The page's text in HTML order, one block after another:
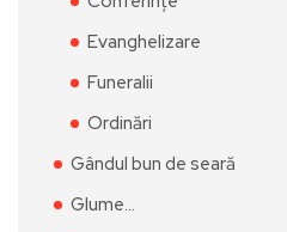
Evanghelizare
Funeralii
Ordinări
Gândul bun de seară
Glume…